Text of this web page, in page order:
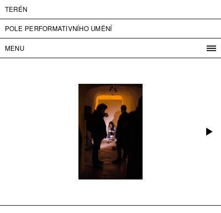
TERÉN
POLE PERFORMATIVNÍHO UMĚNÍ
MENU
ENGLISH